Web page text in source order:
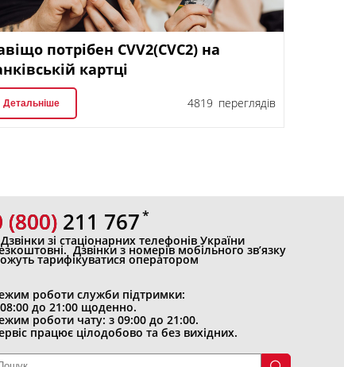
потрібен CVV2(CVC2) на
картці
Детальніше 4819 переглядів
(800)
(800) 211 767
зі стаціонарних телефонів України
Дзвінки з номерів мобільного зв’язку
тарифікуватися оператором
роботи служби підтримки:
до 21:00 щоденно.
роботи чату: з 09:00 до 21:00.
працює цілодобово та без вихідних.